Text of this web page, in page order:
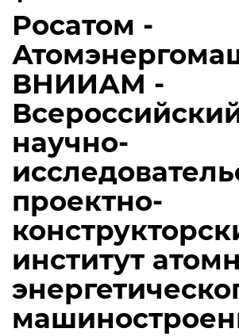
Росатом -
ВНИИАМ -
научно-
проектно-
институт